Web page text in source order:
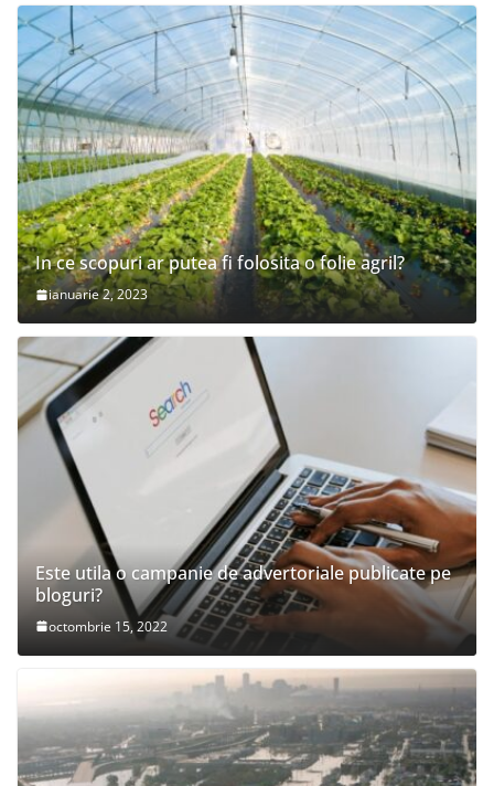
In ce scopuri ar putea fi folosita o folie agril?
ianuarie 2, 2023
Este utila o campanie de advertoriale publicate pe
bloguri?
octombrie 15, 2022